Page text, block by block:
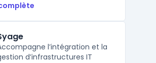
l’intégration et la
d’infrastructures IT